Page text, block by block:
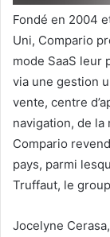
Fondé en 2004
Uni, Compario
mode SaaS leur
via une gestion
vente, centre
navigation, de
Compario
pays, parmi
Truffaut, le
Jocelyne